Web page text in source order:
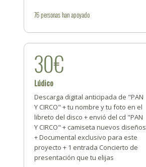
76personashan apoyado
30€
Lúdico
Descarga digital anticipada de "PAN
Y CIRCO" + tu nombre y tu foto en el
libreto del disco + envió del cd "PAN
Y CIRCO" + camiseta nuevos diseños
+ Documental exclusivo para este
proyecto + 1 entrada Concierto de
presentación que tu elijas